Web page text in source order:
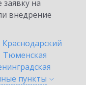
на
внедрение
Краснодарский
Тюменская
пункты